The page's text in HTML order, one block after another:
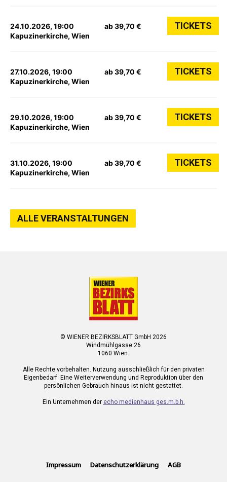
24.10.2026, 19:00
Kapuzinerkirche, Wien
ab 39,70 € TICKETS
27.10.2026, 19:00
Kapuzinerkirche, Wien
ab 39,70 € TICKETS
29.10.2026, 19:00
Kapuzinerkirche, Wien
ab 39,70 € TICKETS
31.10.2026, 19:00
Kapuzinerkirche, Wien
ab 39,70 € TICKETS
ALLE VERANSTALTUNGEN
© WIENER BEZIRKSBLATT GmbH 2026
Windmühlgasse 26
1060 Wien.
Alle Rechte vorbehalten. Nutzung ausschließlich für den privaten
Eigenbedarf. Eine Weiterverwendung und Reproduktion über den
persönlichen Gebrauch hinaus ist nicht gestattet.
Ein Unternehmen der echo medienhaus ges.m.b.h.
Impressum Datenschutzerklärung AGB